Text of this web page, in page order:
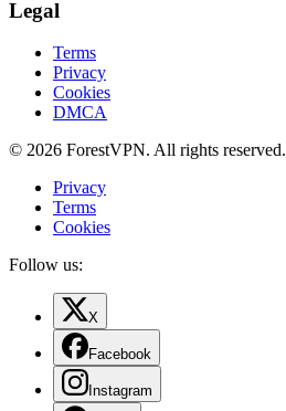
Legal
Terms
Privacy
Cookies
DMCA
© 2026 ForestVPN. All rights reserved.
Privacy
Terms
Cookies
Follow us:
X
Facebook
Instagram